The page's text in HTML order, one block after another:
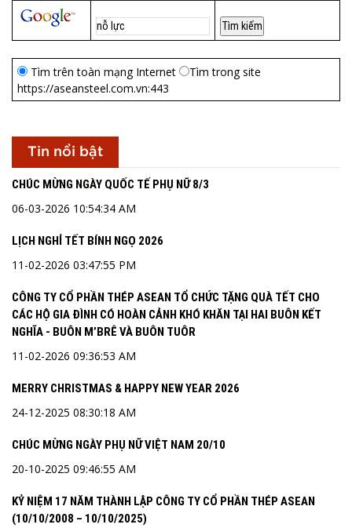
Tìm trên toàn mạng Internet
Tìm trong site
https://aseansteel.com.vn:443
Tin nổi bật
CHÚC MỪNG NGÀY QUỐC TẾ PHỤ NỮ 8/3
06-03-2026 10:54:34 AM
LỊCH NGHỈ TẾT BÍNH NGỌ 2026
11-02-2026 03:47:55 PM
CÔNG TY CỔ PHẦN THÉP ASEAN TỔ CHỨC TẶNG QUÀ TẾT CHO
CÁC HỘ GIA ĐÌNH CÓ HOÀN CẢNH KHÓ KHĂN TẠI HAI BUÔN KẾT
NGHĨA - BUÔN M’BRÊ VÀ BUÔN TUÔR
11-02-2026 09:36:53 AM
MERRY CHRISTMAS & HAPPY NEW YEAR 2026
24-12-2025 08:30:18 AM
CHÚC MỪNG NGÀY PHỤ NỮ VIỆT NAM 20/10
20-10-2025 09:46:55 AM
KỶ NIỆM 17 NĂM THÀNH LẬP CÔNG TY CỔ PHẦN THÉP ASEAN
(10/10/2008 – 10/10/2025)